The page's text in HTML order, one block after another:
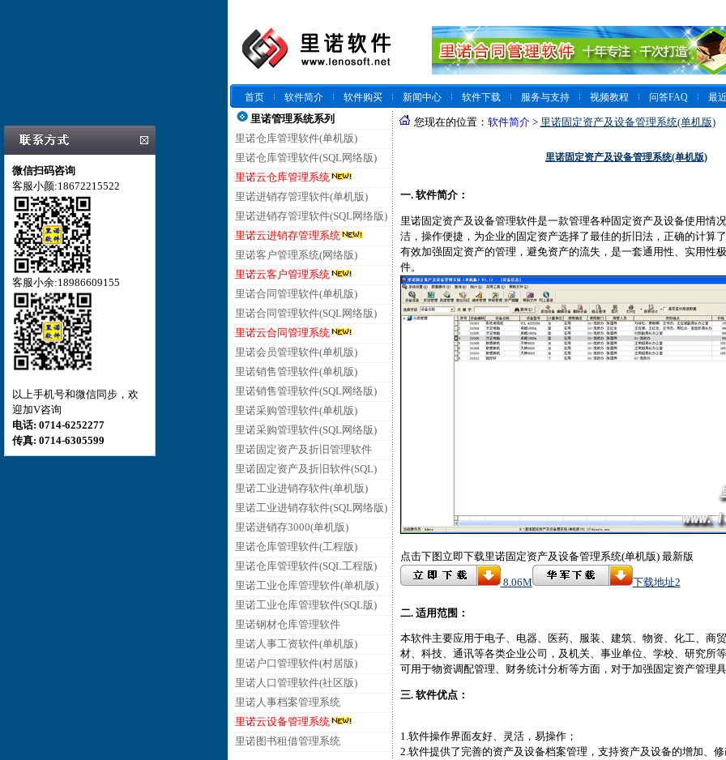
首页 软件简介 软件购买 新闻中心 软件下载 服务与支持 视频教程 问答FAQ
最
里诺管理系统系列
里诺仓库管理软件(单机版)
里诺仓库管理软件(SQL网络版)
里诺云仓库管理系统
里诺进销存管理软件(单机版)
里诺进销存管理软件(SQL网络版)
里诺云进销存管理系统
里诺客户管理系统(网络版)
里诺云客户管理系统
里诺合同管理软件(单机版)
里诺合同管理软件(SQL网络版)
里诺云合同管理系统
里诺会员管理软件(单机版)
里诺销售管理软件(单机版)
里诺销售管理软件(SQL网络版)
里诺采购管理软件(单机版)
里诺采购管理软件(SQL网络版)
里诺固定资产及折旧管理软件
里诺固定资产及折旧软件(SQL)
里诺工业进销存软件(单机版)
里诺工业进销存软件(SQL网络版)
里诺进销存3000(单机版)
里诺仓库管理软件(工程版)
里诺仓库管理软件(SQL工程版)
里诺工业仓库管理软件(单机版)
里诺工业仓库管理软件(SQL版)
里诺钢材仓库管理软件
里诺人事工资软件(单机版)
里诺户口管理软件(村居版)
里诺人口管理软件(社区版)
里诺人事档案管理系统
里诺云设备管理系统
里诺图书租借管理系统
您现在的位置： 软件简介> 里诺固定资产及设备管理系统(单机版)
里诺固定资产及设备管理系统(单机版)
一. 软件简介：
里诺固定资产及设备管理软件是一款管理各种固定资产及设备使用情
洁，操作便捷，为企业的固定资产选择了最佳的折旧法，正确的计算
有效加强固定资产的管理，避免资产的流失，是一套通用性、实用性
件。
点击下图立即下载里诺固定资产及设备管理系统(单机版) 最新版
8.06M 下载地址2
二. 适用范围：
本软件主要应用于电子、电器、医药、服装、建筑、物资、化工、商
材、科技、通讯等各类企业公司，及机关、事业单位、学校、研究所
可用于物资调配管理、财务统计分析等方面，对于加强固定资产管理
三. 软件优点：
1.软件操作界面友好、灵活，易操作；
2.软件提供了完善的资产及设备档案管理，支持资产及设备的增加、
微信扫码咨询
客服小颜:18672215522
客服小余:18986609155
以上手机号和微信同步，欢
迎加V咨询
电话: 0714-6252277
传真: 0714-6305599